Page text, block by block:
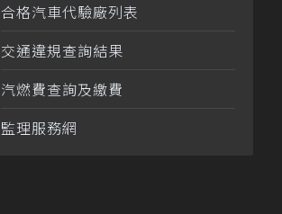
合格汽車代驗廠列表
交通違規查詢結果
汽燃費查詢及繳費
監理服務網